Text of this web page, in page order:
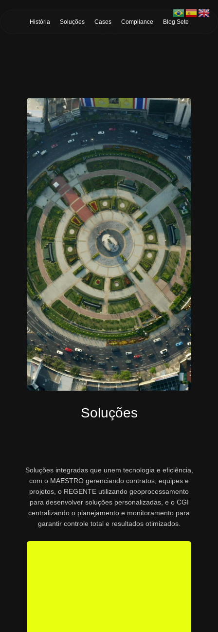
História Soluções Cases Compliance Blog Sete
Soluções
Soluções integradas que unem tecnologia e eficiência,
com o MAESTRO gerenciando contratos, equipes e
projetos, o REGENTE utilizando geoprocessamento
para desenvolver soluções personalizadas, e o CGI
centralizando o planejamento e monitoramento para
garantir controle total e resultados otimizados.